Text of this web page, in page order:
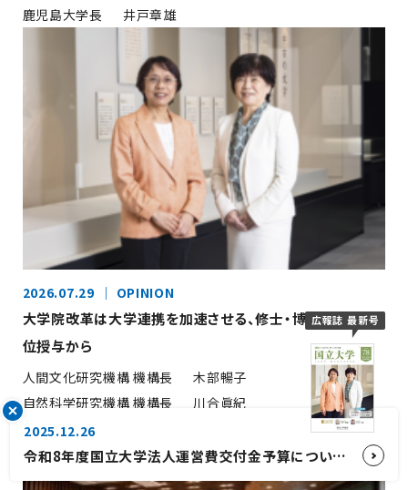
鹿児島大学長
井戸章雄
2026.07.29 OPINION
大学院改革は大学連携を加速させる、修士・博士の共同学
位授与から
人間文化研究機構 機構長
木部暢子
自然科学研究機構 機構長
川合眞紀
2025.12.26
令和8年度国立大学法人運営費交付金予算について【国立大学協会会長コメント】
広報誌 最新号